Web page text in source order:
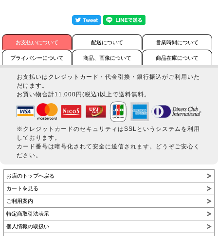
お支払いについて 配送について 営業時間について
プライバシーについて 商品、画像について 商品在庫について
お支払いはクレジットカード・代金引換・銀行振込がご利用いた
だけます。
お買い物合計11,000円(税込)以上で送料無料。
※クレジットカードのセキュリティはSSLというシステムを利用
しております。
カード番号は暗号化されて安全に送信されます。どうぞご安心く
ださい。
お店のトップへ戻る
カートを見る
ご利用案内
特定商取引法表示
個人情報の取扱い